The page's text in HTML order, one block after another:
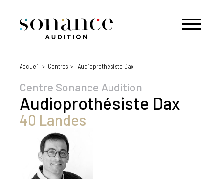
Accueil Centres Audioprothésiste Dax
Centre Sonance Audition
Audioprothésiste Dax
40 Landes